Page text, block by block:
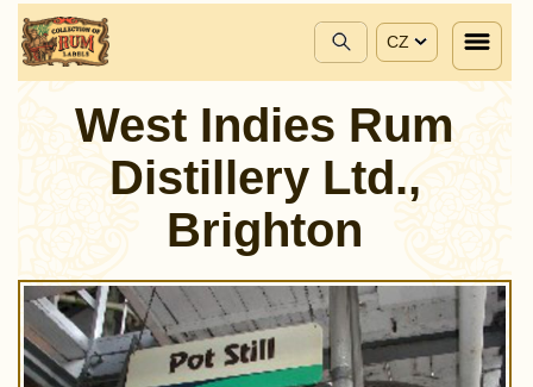
CZ
West Indies Rum
Distillery Ltd.,
Brighton